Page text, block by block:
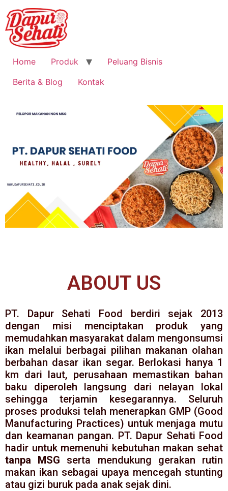
Home Produk
Peluang Bisnis
Berita & Blog
Kontak
ABOUT US
PT. Dapur Sehati Food berdiri sejak 2013
dengan misi menciptakan produk yang
memudahkan masyarakat dalam mengonsumsi
ikan melalui berbagai pilihan makanan olahan
berbahan dasar ikan segar. Berlokasi hanya 1
km dari laut, perusahaan memastikan bahan
baku diperoleh langsung dari nelayan lokal
sehingga terjamin kesegarannya. Seluruh
proses produksi telah menerapkan GMP (Good
Manufacturing Practices) untuk menjaga mutu
dan keamanan pangan. PT. Dapur Sehati Food
hadir untuk memenuhi kebutuhan makan sehat
tanpa MSG serta mendukung gerakan rutin
makan ikan sebagai upaya mencegah stunting
atau gizi buruk pada anak sejak dini.